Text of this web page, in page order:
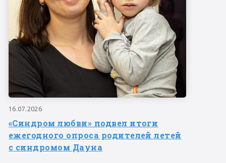
16.07.2026
«Синдром любви» подвел итоги
ежегодного опроса родителей летей
с синдромом Дауна